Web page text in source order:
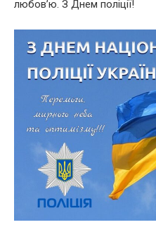
любов’ю. З Днем поліції!